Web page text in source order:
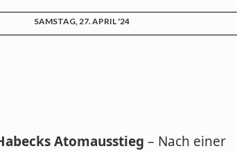
SAMSTAG, 27. APRIL '24
Atomausstieg – Nach einer